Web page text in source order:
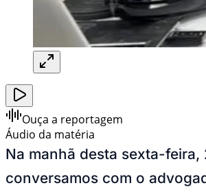
Ouça a reportagem
Áudio da matéria
Na manhã desta sexta-feira,
conversamos com o